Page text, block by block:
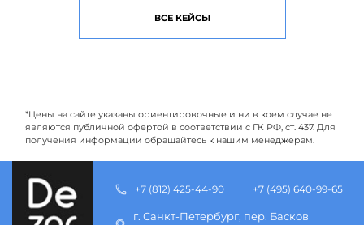
ВСЕ КЕЙСЫ
*Цены на сайте указаны ориентировочные и ни в коем случае не
являются публичной офертой в соответствии с ГК РФ, ст. 437. Для
получения информации обращайтесь к нашим менеджерам.
+7 (812) 425-44-90 +7 (495) 640-99-65
г. Санкт-Петербург, пер. Басков